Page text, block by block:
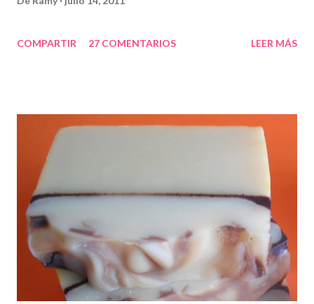
COMPARTIR 27 COMENTARIOS LEER MÁS